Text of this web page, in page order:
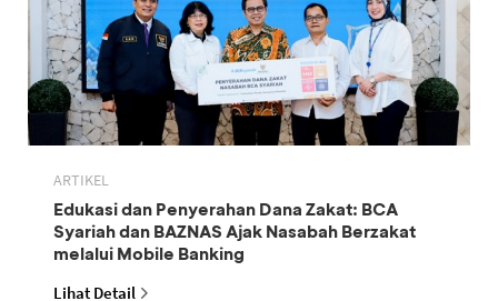
ARTIKEL
Edukasi dan Penyerahan Dana Zakat: BCA
Syariah dan BAZNAS Ajak Nasabah Berzakat
melalui Mobile Banking
Lihat Detail